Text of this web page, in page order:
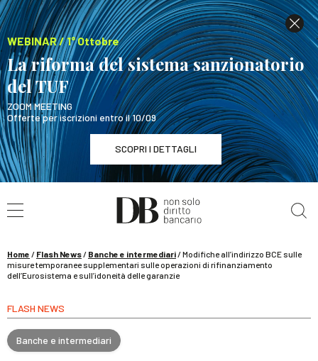
WEBINAR / 1° Ottobre
La riforma del sistema sanzionatorio
del TUF
ZOOM MEETING
Offerte per iscrizioni entro il 10/09
SCOPRI I DETTAGLI
WEBINAR / 1° Ottobre
La riforma del sistema sanzionatorio del TUF
Home / Flash News/ Banche e intermediari/Modifiche all’indirizzo BCE sulle
misure temporanee supplementari sulle operazioni di rifinanziamento
dell’Eurosistema e sull’idoneità delle garanzie
FLASH NEWS
Banche e intermediari